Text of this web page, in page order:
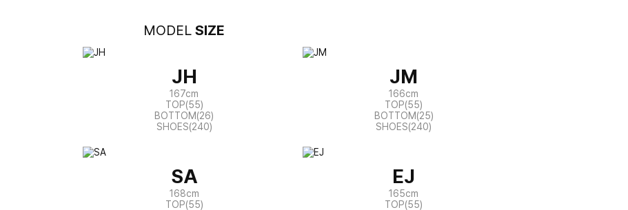
MODEL SIZE
JH
167cm
TOP(55)
BOTTOM(26)
SHOES(240)
JM
166cm
TOP(55)
BOTTOM(25)
SHOES(240)
SA
168cm
TOP(55)
EJ
165cm
TOP(55)